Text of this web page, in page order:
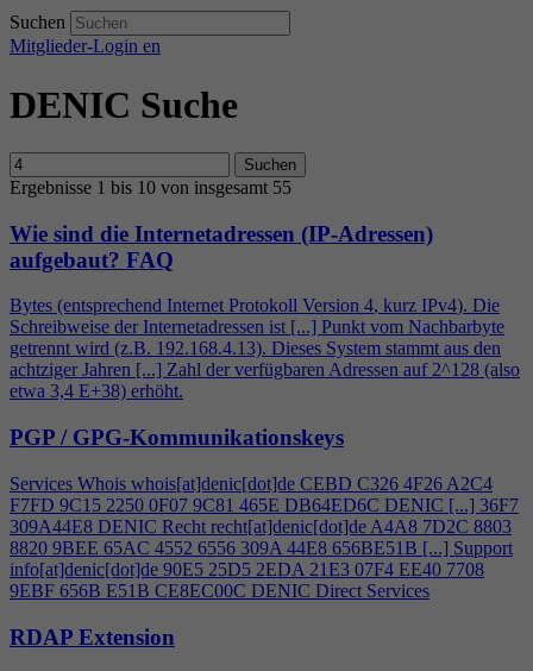
Suchen
Mitglieder-Login en
DENIC Suche
Suchen
Ergebnisse 1 bis 10 von insgesamt 55
Wie sind die Internetadressen (IP-Adressen)
aufgebaut? FAQ
Bytes (entsprechend Internet Protokoll Version 4, kurz IPv4). Die
Schreibweise der Internetadressen ist [...] Punkt vom Nachbarbyte
getrennt wird (z.B. 192.168.4.13). Dieses System stammt aus den
achtziger Jahren [...] Zahl der verfügbaren Adressen auf 2^128 (also
etwa 3,4 E+38) erhöht.
PGP / GPG-Kommunikationskeys
Services Whois whois[at]denic[dot]de CEBD C326 4F26 A2C4
F7FD 9C15 2250 0F07 9C81 465E DB64ED6C DENIC [...] 36F7
309A44E8 DENIC Recht recht[at]denic[dot]de A4A8 7D2C 8803
8820 9BEE 65AC 4552 6556 309A 44E8 656BE51B [...] Support
info[at]denic[dot]de 90E5 25D5 2EDA 21E3 07F4 EE40 7708
9EBF 656B E51B CE8EC00C DENIC Direct Services
RDAP Extension